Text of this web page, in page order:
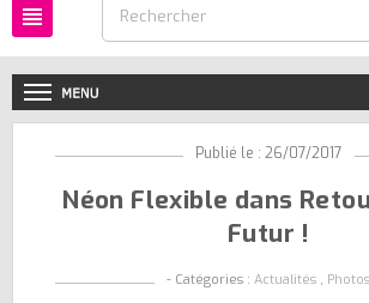
view_headline
Publié le : 26/07/2017
Néon Flexible dans
Futur !
- Catégories : Actualités , Photos